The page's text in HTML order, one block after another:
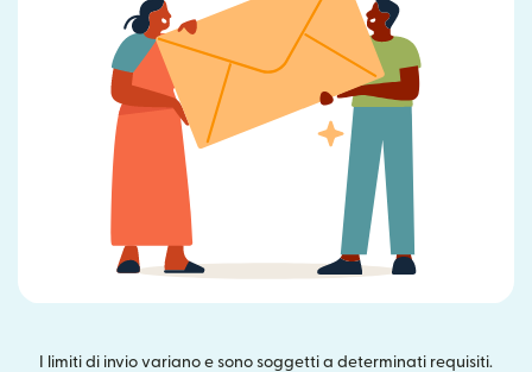
I limiti di invio variano e sono soggetti a determinati requisiti.